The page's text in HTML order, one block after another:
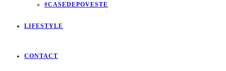
#CASEDEPOVESTE
LIFESTYLE
CONTACT